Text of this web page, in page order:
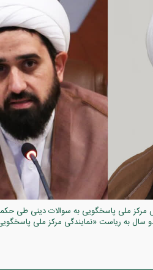
مرکز ملی پاسخگویی به سوالات دینی طی
سال به ریاست «نمایندگی مرکز ملی